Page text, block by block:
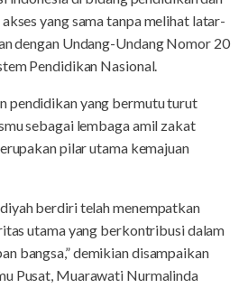
yang sama tanpa melihat latar-
dengan Undang-Undang Nomor 20
Pendidikan Nasional.
pendidikan yang bermutu turut
sebagai lembaga amil zakat
pilar utama kemajuan
berdiri telah menempatkan
utama yang berkontribusi dalam
bangsa,” demikian disampaikan
Pusat, Muarawati Nurmalinda